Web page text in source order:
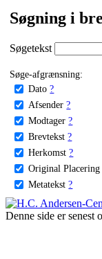
Søgning i
Søgetekst
Søge-afgrænsning:
Dato ?
Afsender ?
Modtager ?
Brevtekst ?
Herkomst ?
Original Placering
Metatekst ?
Denne side er senest